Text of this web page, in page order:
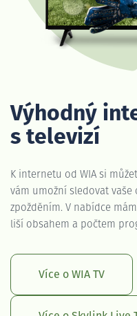
Výhodný
s televizí
K internetu od WIA si
vám umožní sledovat
zpožděním. V nabídce
liší obsahem a počtem
Více o WIA TV